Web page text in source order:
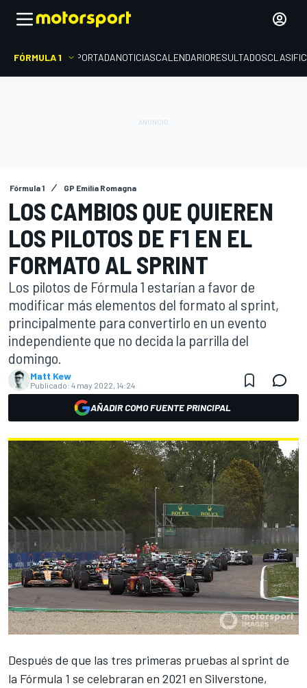
FÓRMULA 1 PORTADANOTICIASCALENDARIORESULTADOS
Fórmula 1 GP Emilia Romagna
LOS CAMBIOS QUE QUIEREN
LOS PILOTOS DE F1 EN EL
FORMATO AL SPRINT
Los pilotos de Fórmula 1 estarían a favor de
modificar más elementos del formato al sprint,
principalmente para convertirlo en un evento
independiente que no decida la parrilla del
domingo.
Matt Kew
Publicado: 4 may 2022, 14:24
AÑADIR COMO FUENTE PRINCIPAL
Después de que las tres primeras pruebas al sprint de
la Fórmula 1 se celebraran en 2021 en Silverstone,